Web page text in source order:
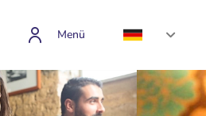
Menü